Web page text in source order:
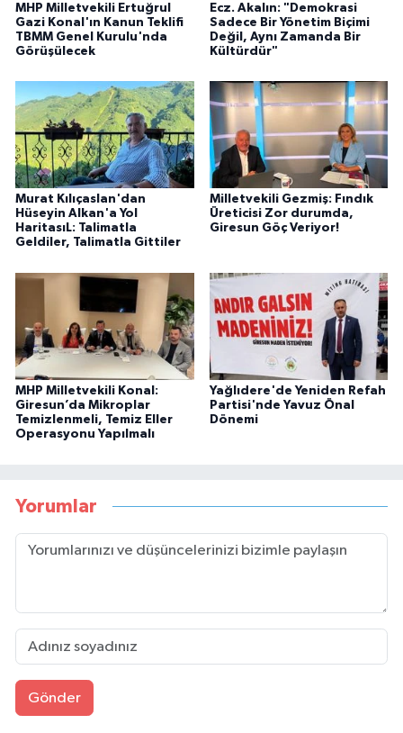
MHP Milletvekili Ertuğrul
Gazi Konal'ın Kanun Teklifi
TBMM Genel Kurulu'nda
Görüşülecek
Ecz. Akalın: "Demokrasi
Sadece Bir Yönetim Biçimi
Değil, Aynı Zamanda Bir
Kültürdür"
Murat Kılıçaslan'dan
Hüseyin Alkan'a Yol
HaritasıL: Talimatla
Geldiler, Talimatla Gittiler
Milletvekili Gezmiş: Fındık
Üreticisi Zor durumda,
Giresun Göç Veriyor!
MHP Milletvekili Konal:
Giresun’da Mikroplar
Temizlenmeli, Temiz Eller
Operasyonu Yapılmalı
Yağlıdere'de Yeniden Refah
Partisi'nde Yavuz Önal
Dönemi
Yorumlar
Gönder